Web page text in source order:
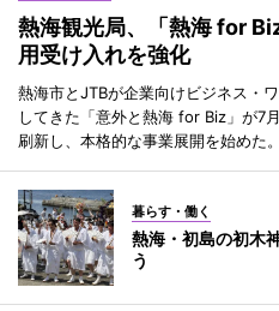
熱海観光局、「熱海 for
用受け入れを強化
熱海市とJTBが企業向けビジネス・
してきた「意外と熱海 for Biz」が7
刷新し、本格的な事業展開を始めた。
暮らす・働く
熱海・初島の初木
う